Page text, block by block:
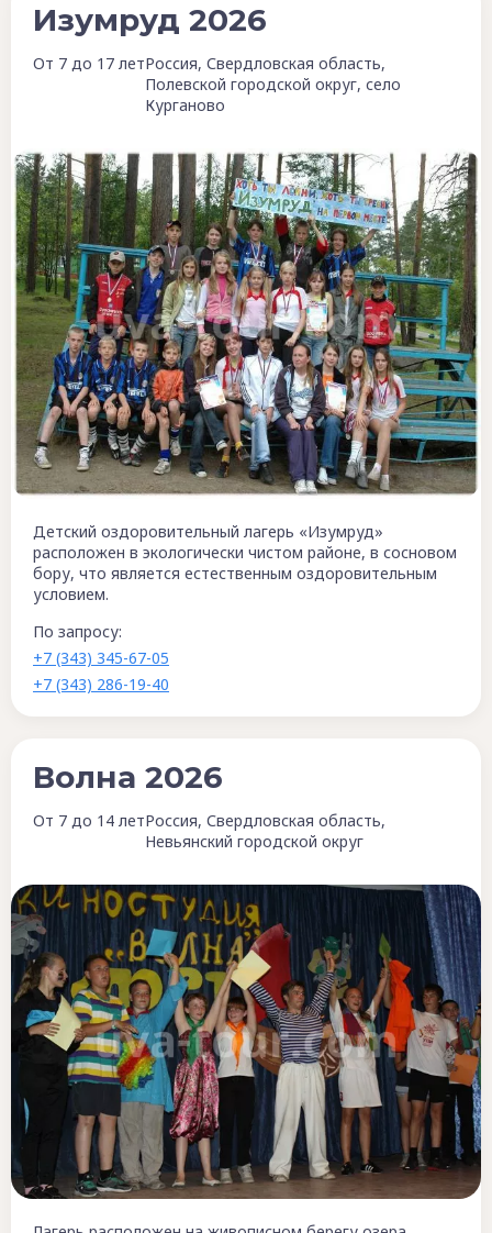
Изумруд 2026
От 7 до 17 летРоссия, Свердловская область,
Полевской городской округ, село
Курганово
Детский оздоровительный лагерь «Изумруд»
расположен в экологически чистом районе, в сосновом
бору, что является естественным оздоровительным
условием.
По запросу:
+7 (343) 345-67-05
+7 (343) 286-19-40
Волна 2026
От 7 до 14 летРоссия, Свердловская область,
Невьянский городской округ